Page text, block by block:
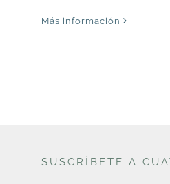
Más información
SUSCRÍBETE A